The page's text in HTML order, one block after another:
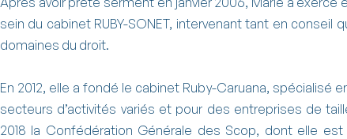
sein du cabinet RUBY-SONET, intervenant tant en conseil
domaines du droit.
En 2012, elle a fondé le cabinet Ruby-Caruana, spécialisé
secteurs d’activités variés et pour des entreprises de
2018 la Confédération Générale des Scop, dont elle est